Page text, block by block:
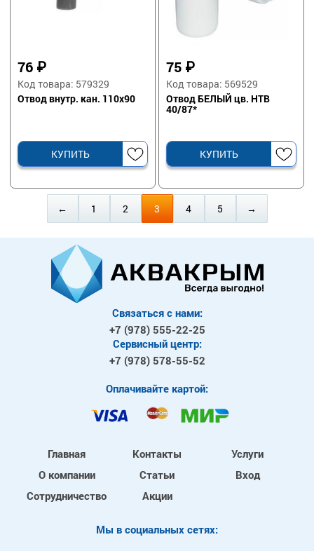
76 ₽
Код товара: 579329
Отвод внутр. кан. 110х90
КУПИТЬ
75 ₽
Код товара: 569529
Отвод БЕЛЫЙ цв. HTB
40/87*
КУПИТЬ
← 1 2 3 4 5 →
Связаться с нами:
+7 (978) 555-22-25
Сервисный центр:
+7 (978) 578-55-52
Оплачивайте картой:
Главная
О компании
Сотрудничество
Контакты
Статьи
Акции
Услуги
Вход
Mы в социальных сетях: